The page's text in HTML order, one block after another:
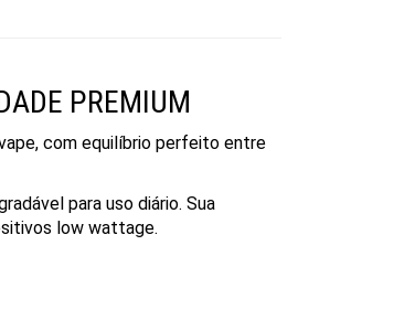
PREMIUM
com equilíbrio perfeito entre
para uso diário. Sua
low wattage.